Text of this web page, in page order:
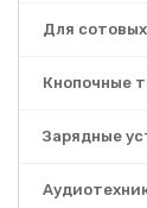
Для
Кнопочные
Зарядные